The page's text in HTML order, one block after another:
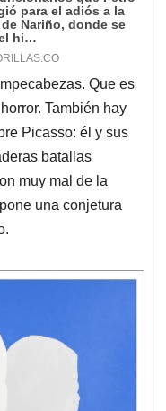
Que es
También hay
Picasso: él y sus
batallas
muy mal de la
una conjetura